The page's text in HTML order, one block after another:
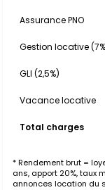
Assurance PNO
Gestion locative
GLI (2,5%)
Vacance locative
Total charges
* Rendement brut =
ans, apport 20%, taux
annonces location du